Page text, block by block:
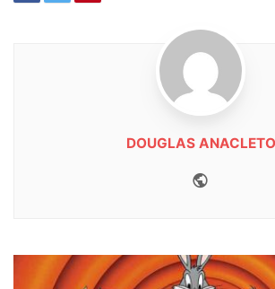
DOUGLAS ANACLETO